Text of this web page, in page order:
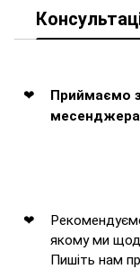
Приймаємо
якому ми
Пишіть нам